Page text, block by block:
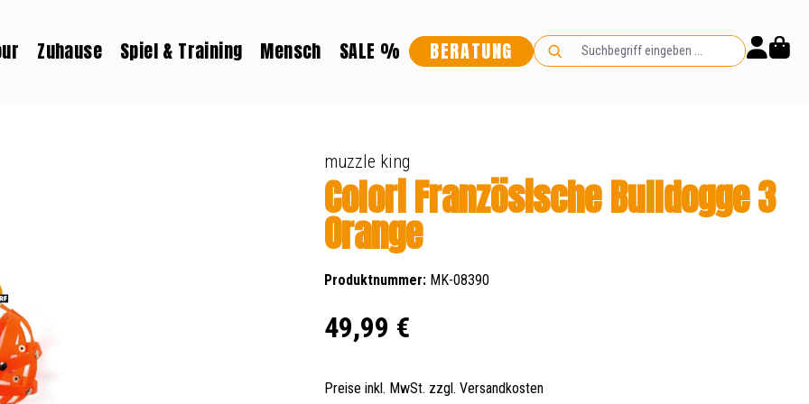
Zuhause Spiel & Training Mensch SALE % BERATUNG
muzzle king
Colori Französische Bulldogge 3
Orange
Produktnummer: MK-08390
Regulärer Preis:
49,99 €
Preise inkl. MwSt. zzgl. Versandkosten